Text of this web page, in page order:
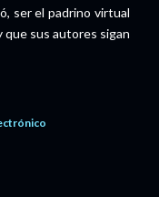
ser el padrino virtual
que sus autores sigan